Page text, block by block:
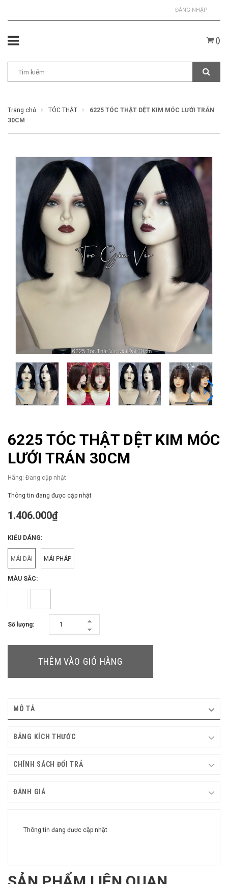
ĐĂNG NHẬP
()
Trang chủ TÓC THẬT
6225 TÓC THẬT DỆT KIM MÓC LƯỚI TRÁN
30CM
6225 TÓC THẬT DỆT KIM MÓC
LƯỚI TRÁN 30CM
Hãng: Đang cập nhật
Thông tin đang được cập nhật
1.406.000₫
KIỂU DÁNG:
MÁI DÀI MÁI PHÁP
MÀU SẮC:
Số lượng:
THÊM VÀO GIỎ HÀNG
MÔ TẢ
BẢNG KÍCH THƯỚC
CHÍNH SÁCH ĐỔI TRẢ
ĐÁNH GIÁ
Thông tin đang được cập nhật